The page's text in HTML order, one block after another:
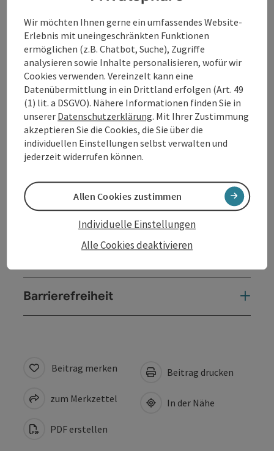
Mehr zur Ausstellung
Kontakt
Veranstaltungstermin/e
Veranstaltungsort
Anreise/Lage
Barrierefreiheit
Beitrag merken
zum Merkzettel
PDF erstellen
Beitrag drucken
In der Nähe
Wir möchten Ihnen gerne ein umfassendes Website-
Erlebnis mit uneingeschränkten Funktionen
ermöglichen (z.B. Chatbot, Suche), Zugriffe
analysieren sowie Inhalte personalisieren, wofür wir
Cookies verwenden. Vereinzelt kann eine
Datenübermittlung in ein Drittland erfolgen (Art. 49
(1) lit. a DSGVO). Nähere Informationen finden Sie in
unserer Datenschutzerklärung. Mit Ihrer Zustimmung
akzeptieren Sie die Cookies, die Sie über die
individuellen Einstellungen selbst verwalten und
jederzeit widerrufen können.
Alle Cookies deaktivieren
Individuelle Einstellungen
Allen Cookies zustimmen